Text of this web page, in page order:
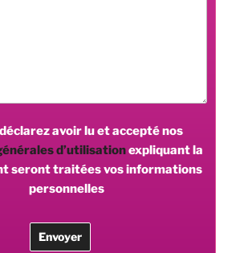
avoir lu et accepté nos
d’utilisationexpliquant la
seront traitées vos informations
personnelles